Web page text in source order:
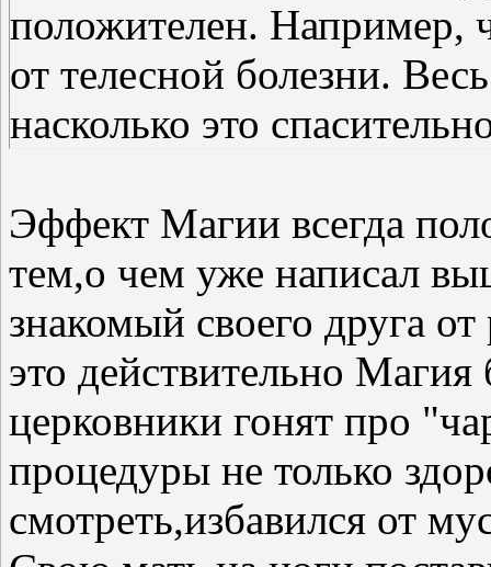
положителен. Например,
от телесной болезни.
насколько это
Эффект Магии всегда
тем,о чем уже написал
знакомый своего друга
это действительно
церковники гонят про
процедуры не только
смотреть,избавился от